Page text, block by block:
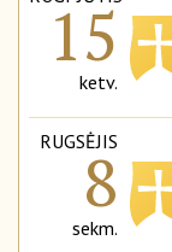
15
ketv.
RUGSĖJIS
8
sekm.